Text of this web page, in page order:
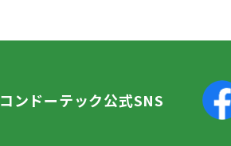
コンドーテック公式SNS